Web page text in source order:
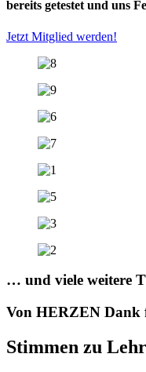
bereits getestet und uns
Jetzt Mitglied werden!
… und viele weitere
Von HERZEN Dank
Stimmen zu